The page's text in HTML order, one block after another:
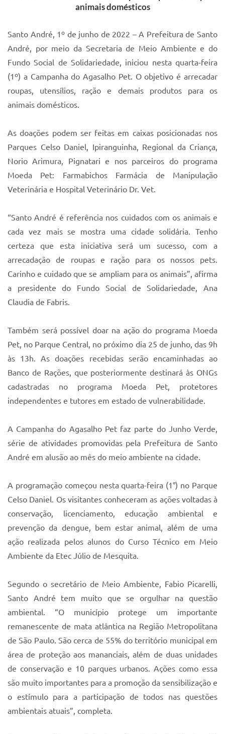
Legislação
Lei de acesso à informação
Lista de Comorbidades
Mobilidade Urbana Sustentável
Passe Escolar
Parque Escola
Quadra Fiscal
Sistema Colab
Autarquias
animais domésticos
Santo André, 1º de junho de 2022 – A Prefeitura de Santo
André, por meio da Secretaria de Meio Ambiente e do
Fundo Social de Solidariedade, iniciou nesta quarta-feira
(1º) a Campanha do Agasalho Pet. O objetivo é arrecadar
roupas, utensílios, ração e demais produtos para os
animais domésticos.
As doações podem ser feitas em caixas posicionadas nos
Parques Celso Daniel, Ipiranguinha, Regional da Criança,
Norio Arimura, Pignatari e nos parceiros do programa
Moeda Pet: Farmabichos Farmácia de Manipulação
Veterinária e Hospital Veterinário Dr. Vet.
“Santo André é referência nos cuidados com os animais e
cada vez mais se mostra uma cidade solidária. Tenho
certeza que esta iniciativa será um sucesso, com a
arrecadação de roupas e ração para os nossos pets.
Carinho e cuidado que se ampliam para os animais”, afirma
a presidente do Fundo Social de Solidariedade, Ana
Claudia de Fabris.
Também será possível doar na ação do programa Moeda
Pet, no Parque Central, no próximo dia 25 de junho, das 9h
às 13h. As doações recebidas serão encaminhadas ao
Banco de Rações, que posteriormente destinará às ONGs
cadastradas no programa Moeda Pet, protetores
independentes e tutores em estado de vulnerabilidade.
A Campanha do Agasalho Pet faz parte do Junho Verde,
série de atividades promovidas pela Prefeitura de Santo
André em alusão ao mês do meio ambiente na cidade.
A programação começou nesta quarta-feira (1°) no Parque
Celso Daniel. Os visitantes conheceram as ações voltadas à
conservação, licenciamento, educação ambiental e
prevenção da dengue, bem estar animal, além de uma
ação realizada pelos alunos do Curso Técnico em Meio
Ambiente da Etec Júlio de Mesquita.
Segundo o secretário de Meio Ambiente, Fabio Picarelli,
Santo André tem muito que se orgulhar na questão
ambiental. “O município protege um importante
remanescente de mata atlântica na Região Metropolitana
de São Paulo. São cerca de 55% do território municipal em
área de proteção aos mananciais, além de duas unidades
de conservação e 10 parques urbanos. Ações como essa
são muito importantes para a promoção da sensibilização e
o estímulo para a participação de todos nas questões
ambientais atuais”, completa.